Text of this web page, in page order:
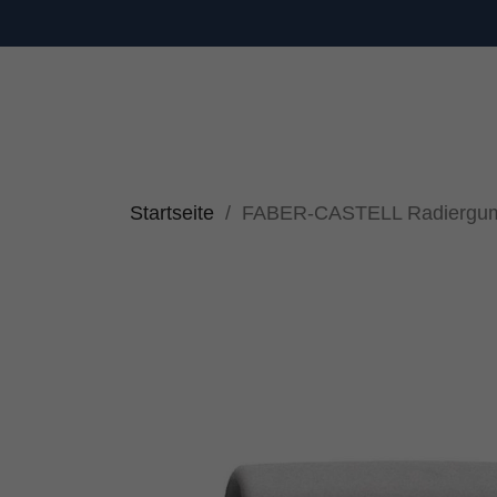
Startseite FABER-CASTELL